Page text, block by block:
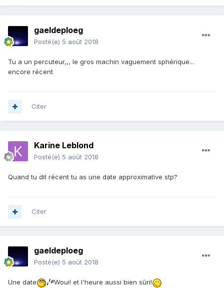
gaeldeploeg
Posté(e) 5 août 2018
Tu a un percuteur,,, le gros machin vaguement sphérique...
encore récent
Citer
Karine Leblond
Posté(e) 5 août 2018
Quand tu dit récent tu as une date approximative stp?
Citer
gaeldeploeg
Posté(e) 5 août 2018
Une date
Woui! et l'heure aussi bien sûri!